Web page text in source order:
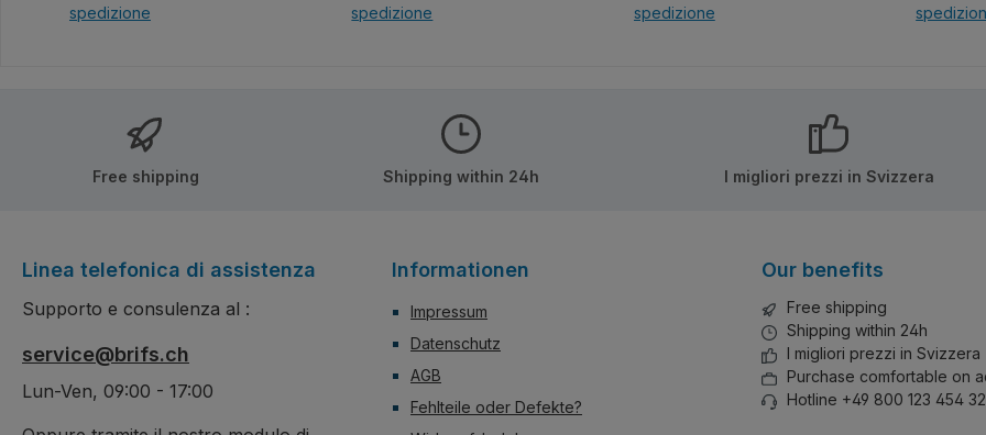
spedizione
spedizione
spedizione
Free shipping Shipping within 24h I migliori prezzi in Svizzera
Linea telefonica di assistenza
Supporto e consulenza al :
service@brifs.ch
Lun-Ven, 09:00 - 17:00
Informationen
Impressum
Datenschutz
AGB
Fehlteile oder Defekte?
Our benefits
Free shipping
Shipping within 24h
I migliori prezzi in Svizzera
Purchase comfortable on
Hotline +49 800 123 454